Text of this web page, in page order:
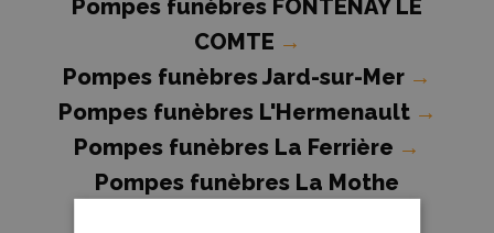
Pompes funèbres FONTENAY LE
COMTE →
Pompes funèbres Jard-sur-Mer →
Pompes funèbres L'Hermenault →
Pompes funèbres La Ferrière →
Pompes funèbres La Mothe